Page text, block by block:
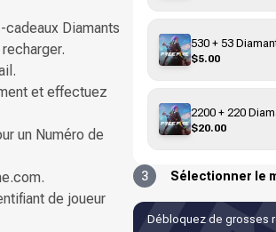
Diamants
et effectuez
un Numéro de
de joueur
530 + 53
$5.00
2200 + 220
$20.00
3 Sélectionner le
Débloquez de grosses